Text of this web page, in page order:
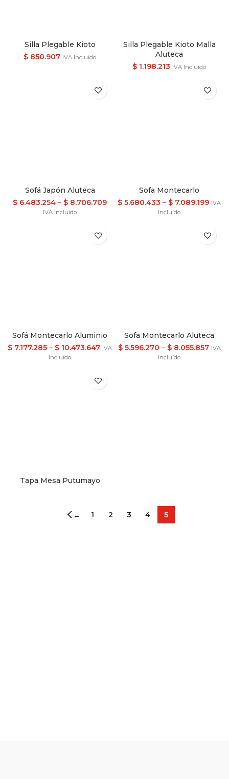
Silla Plegable Kioto
$ 850.907 IVA Incluído
Silla Plegable Kioto Malla
Aluteca
$ 1.198.213 IVA Incluído
Sofá Japón Aluteca
$ 6.483.254 – $ 8.706.709
IVA Incluído
Sofa Montecarlo
$ 5.680.433 – $ 7.089.199 IVA
Incluído
Sofá Montecarlo Aluminio
$ 7.177.285 – $ 10.473.647 IVA
Incluído
Sofa Montecarlo Aluteca
$5.596.270 – $8.055.857 IVA
Incluído
Tapa Mesa Putumayo
← 1 2 3 4 5